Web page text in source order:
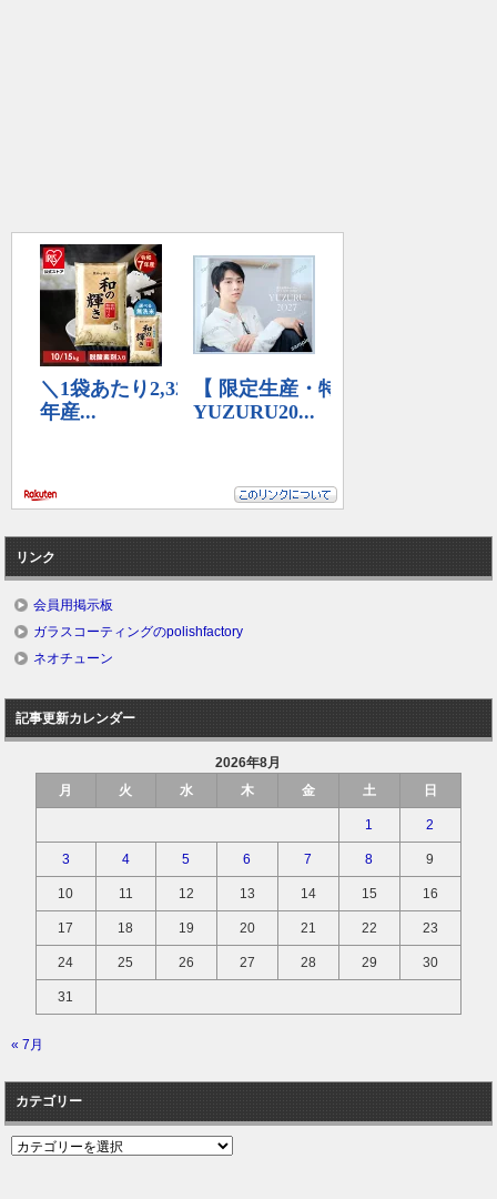
リンク
会員用掲示板
ガラスコーティングのpolishfactory
ネオチューン
記事更新カレンダー
2026年8月
月
火 水 木 金 土 日
1 2
3 4 5 6 7 8 9
10 11 12 13 14 15 16
17 18 19 20 21 22 23
24 25 26 27 28 29 30
31
« 7月
カテゴリー
カ